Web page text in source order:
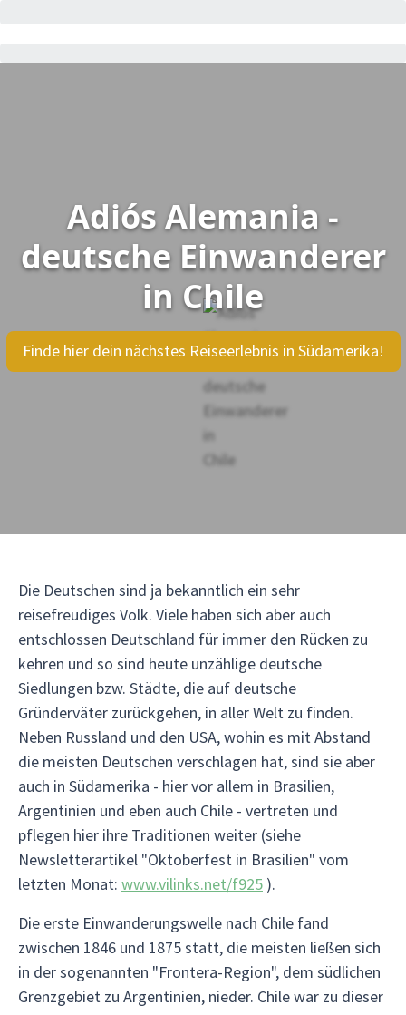
Adiós Alemania -
deutsche Einwanderer
in Chile
Finde hier dein nächstes Reiseerlebnis in Südamerika!
Die Deutschen sind ja bekanntlich ein sehr
reisefreudiges Volk. Viele haben sich aber auch
entschlossen Deutschland für immer den Rücken zu
kehren und so sind heute unzählige deutsche
Siedlungen bzw. Städte, die auf deutsche
Gründerväter zurückgehen, in aller Welt zu finden.
Neben Russland und den USA, wohin es mit Abstand
die meisten Deutschen verschlagen hat, sind sie aber
auch in Südamerika - hier vor allem in Brasilien,
Argentinien und eben auch Chile - vertreten und
pflegen hier ihre Traditionen weiter (siehe
Newsletterartikel "Oktoberfest in Brasilien" vom
letzten Monat: www.vilinks.net/f925 ).
Die erste Einwanderungswelle nach Chile fand
zwischen 1846 und 1875 statt, die meisten ließen sich
in der sogenannten "Frontera-Region", dem südlichen
Grenzgebiet zu Argentinien, nieder. Chile war zu dieser